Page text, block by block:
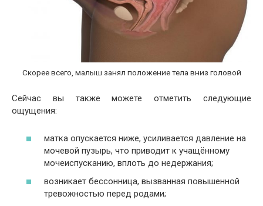
Скорее всего, малыш занял положение тела вниз головой
Сейчас вы также можете отметить следующие
ощущения:
матка опускается ниже, усиливается давление на
мочевой пузырь, что приводит к учащённому
мочеиспусканию, вплоть до недержания;
возникает бессонница, вызванная повышенной
тревожностью перед родами;